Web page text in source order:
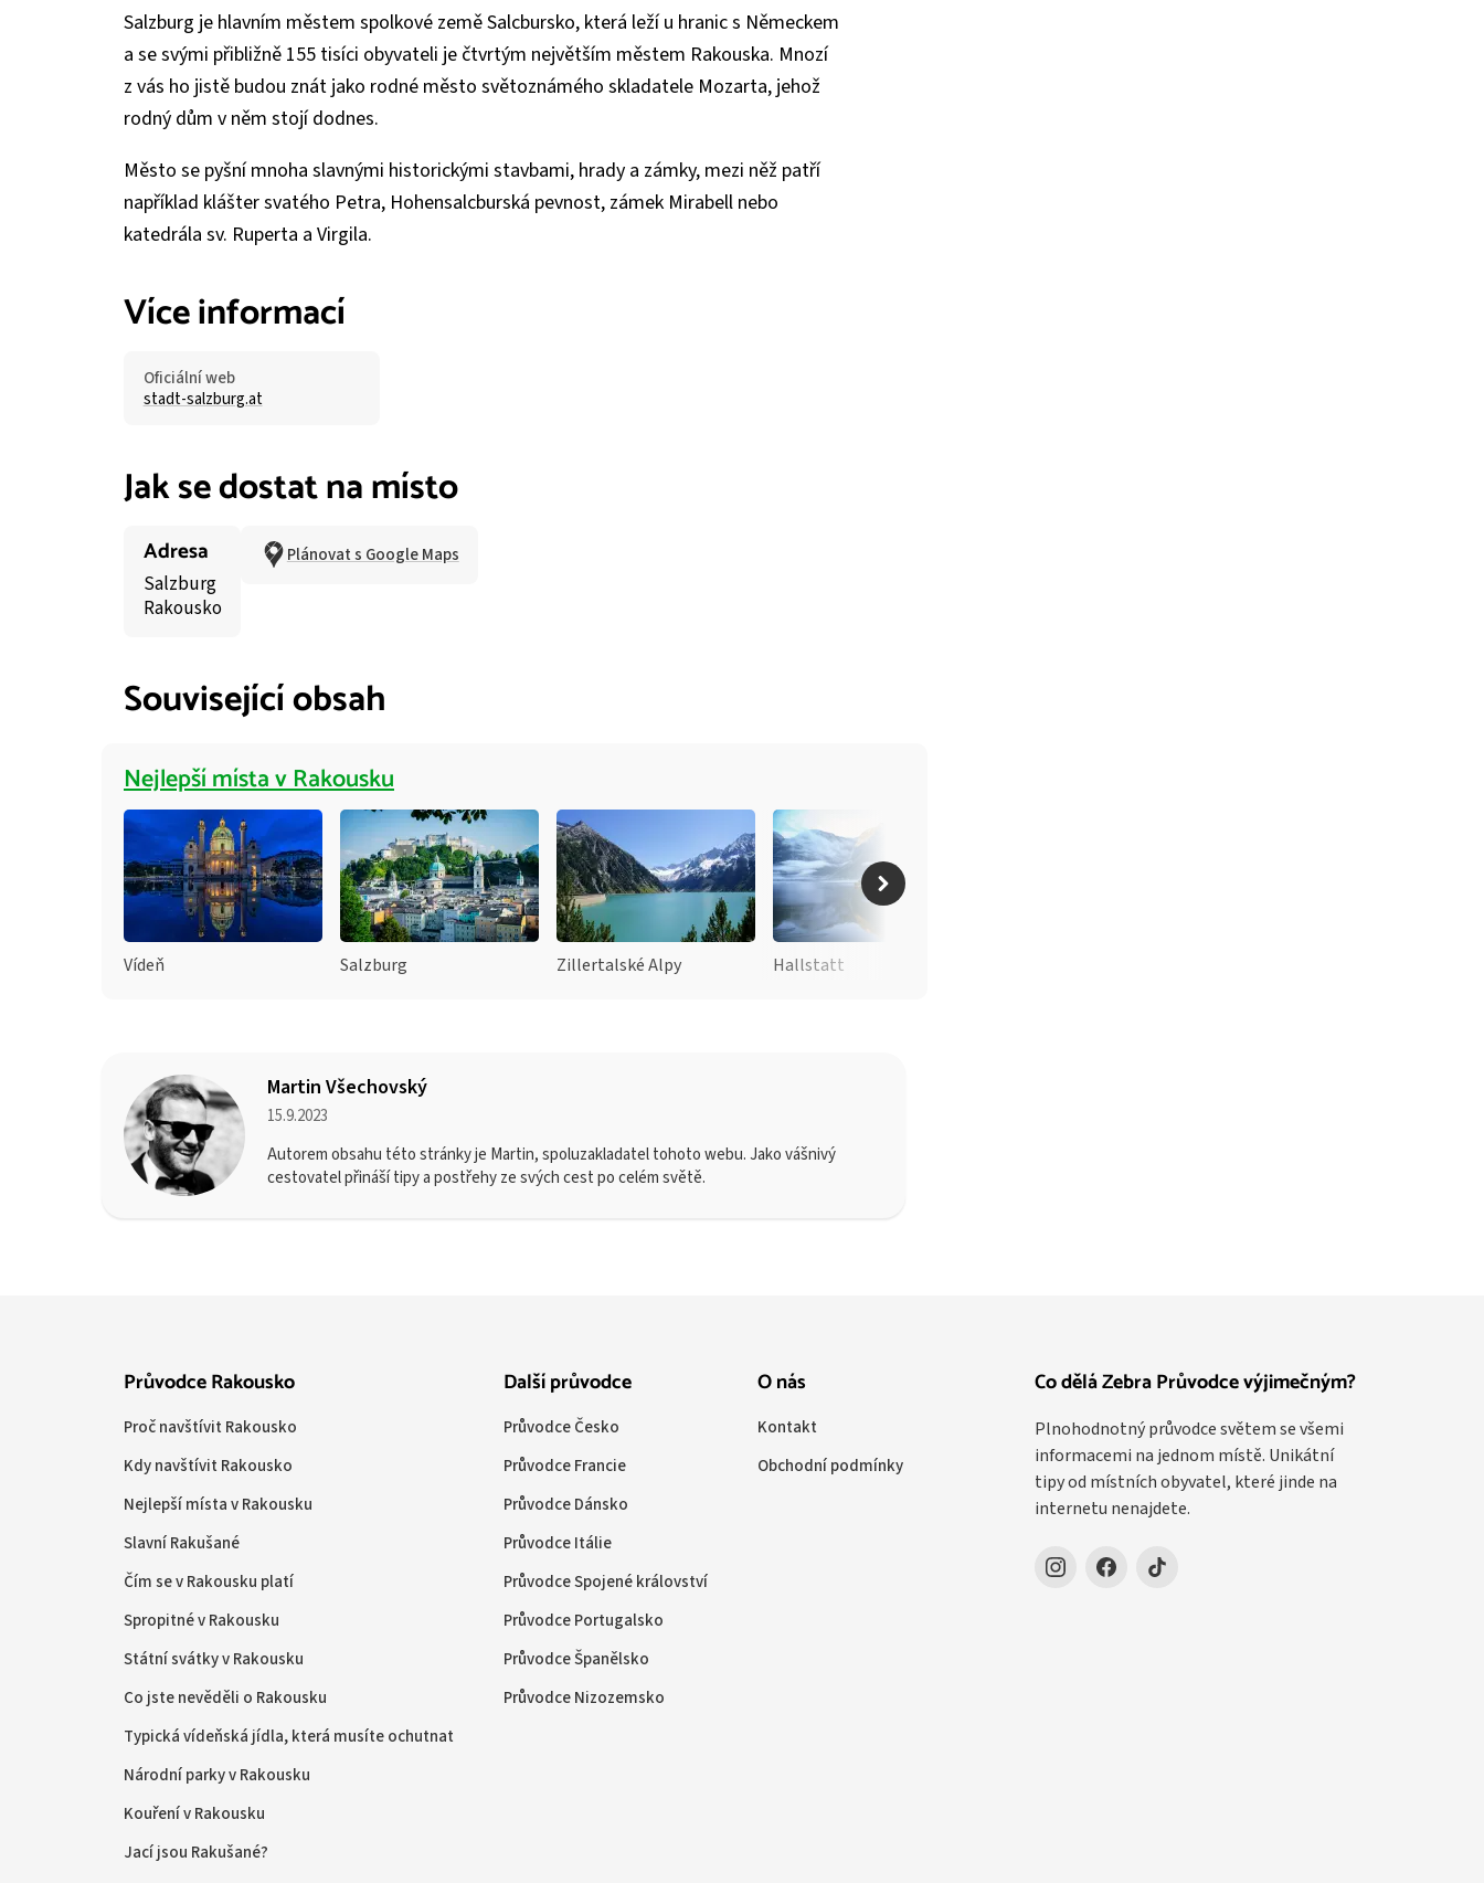
Salzburg je hlavním městem spolkové země Salcbursko, která leží u hranic s Německem
a se svými přibližně 155 tisíci obyvateli je čtvrtým největším městem Rakouska. Mnozí
z vás ho jistě budou znát jako rodné město světoznámého skladatele Mozarta, jehož
rodný dům v něm stojí dodnes.
Město se pyšní mnoha slavnými historickými stavbami, hrady a zámky, mezi něž patří
například klášter svatého Petra, Hohensalcburská pevnost, zámek Mirabell nebo
katedrála sv. Ruperta a Virgila.
Více informací
Oficiální web
stadt-salzburg.at
Jak se dostat na místo
Adresa
Salzburg
Rakousko
Plánovat s Google Maps
Související obsah
Nejlepší místa v Rakousku
Vídeň Salzburg Zillertalské Alpy Hallstatt
Martin Všechovský
15.9.2023
Autorem obsahu této stránky je Martin, spoluzakladatel tohoto webu. Jako vášnivý
cestovatel přináší tipy a postřehy ze svých cest po celém světě.
Co dělá Zebra Průvodce výjimečným?
Plnohodnotný průvodce světem se všemi
informacemi na jednom místě. Unikátní
tipy od místních obyvatel, které jinde na
internetu nenajdete.
Průvodce Rakousko
Proč navštívit Rakousko
Kdy navštívit Rakousko
Nejlepší místa v Rakousku
Slavní Rakušané
Čím se v Rakousku platí
Spropitné v Rakousku
Státní svátky v Rakousku
Co jste nevěděli o Rakousku
Typická vídeňská jídla, která musíte ochutnat
Národní parky v Rakousku
Kouření v Rakousku
Jací jsou Rakušané?
Další průvodce
Průvodce Česko
Průvodce Francie
Průvodce Dánsko
Průvodce Itálie
Průvodce Spojené království
Průvodce Portugalsko
Průvodce Španělsko
Průvodce Nizozemsko
O nás
Kontakt
Obchodní podmínky